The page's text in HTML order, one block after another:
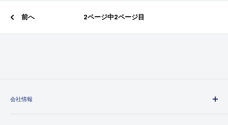
前へ 2ページ中2ページ目
会社情報